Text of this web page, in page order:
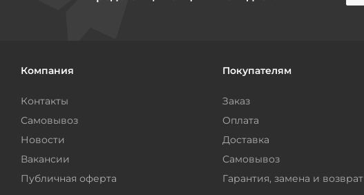
Компания
Контакты
Самовывоз
Новости
Вакансии
Публичная оферта
Покупателям
Заказ
Оплата
Доставка
Самовывоз
Гарантия, замена и возврат